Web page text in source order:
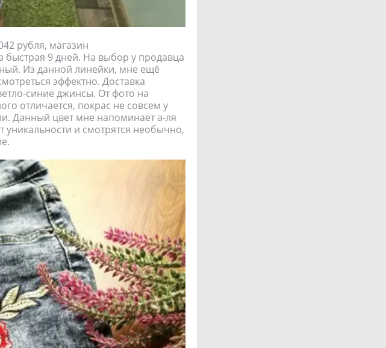
рубля, магазин
быстрая 9 дней. На выбор у продавца
Из данной линейки, мне ещё
эффектно. Доставка
синие джинсы. От фото на
отличается, покрас не совсем у
Данный цвет мне напоминает а-ля
и смотрятся необычно,